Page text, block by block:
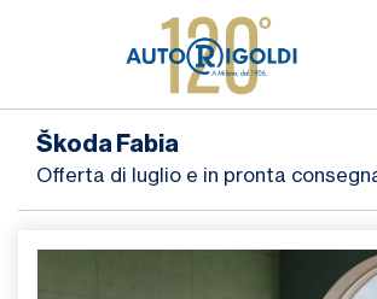
Škoda Fabia
Offerta di luglio e in pronta